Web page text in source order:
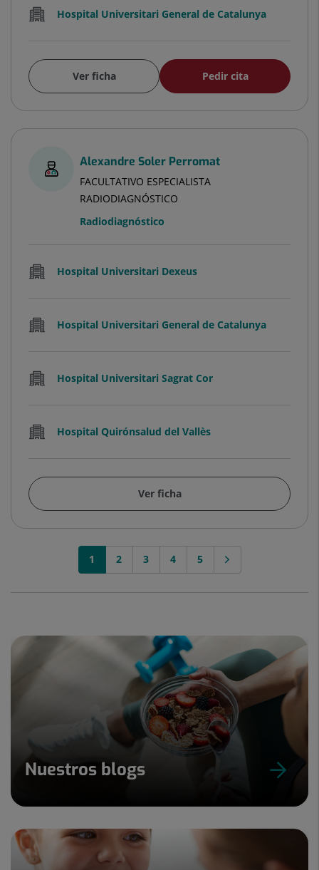
Hospital Universitari General de Catalunya
Ver ficha Pedir cita
Alexandre Soler Perromat
FACULTATIVO ESPECIALISTA
RADIODIAGNÓSTICO
Radiodiagnóstico
Hospital Universitari Dexeus
Hospital Universitari General de Catalunya
Hospital Universitari Sagrat Cor
Hospital Quirónsalud del Vallès
Ver ficha
1 2 3 4 5
Nuestros blogs